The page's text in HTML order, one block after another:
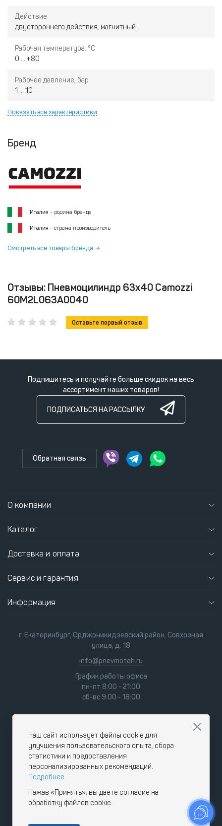
Действие
двустороннего действия, магнитный
Рабочая температура, °С
0 ... +80
Рабочее давление, бар
1 ... 10
Показать все характеристики
Бренд
Италия - родина бренда
Италия - страна производитель
Смотреть все товары бренда
Отзывы: Пневмоцилиндр 63x40 Camozzi
60M2L063A0040
Оставьте первый отзыв
Подпишитесь и получайте больше скидок на весь
ассортимент наших товаров!
ПОДПИСАТЬСЯ НА РАССЫЛКУ
Обратная связь
О компании
Каталог
Доставка и оплата
Сервис и гарантия
Информация
г. Екатеринбург, Орджоникидзевский район, Совхозная
улица, д. 18
info@pnevmoteh.ru
График работы офиса
пн-пт 8:00 - 21:00
сб-вс 9:00 - 18:00
Наш сайт использует файлы cookie для
улучшения пользовательского опыта, сбора
статистики и предоставления
персонализированных рекомендаций.
Подробнее
Нажав «Принять», вы даете согласие на
обработку файлов cookie.